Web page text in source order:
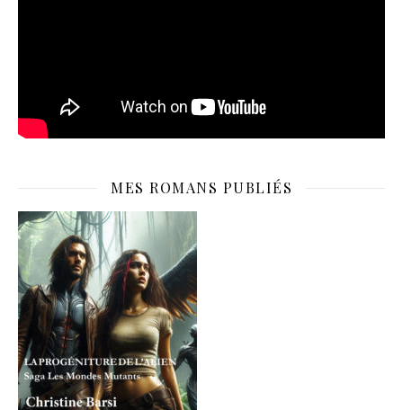
MES ROMANS PUBLIÉS